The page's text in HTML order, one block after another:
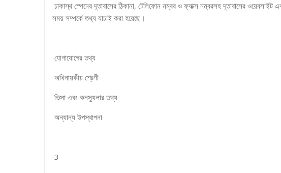
ঢাকাস্থ স্পেনের দূতাবাসের ঠিকানা, টেলিফোন নম্বর ও ফ্যাক্স নম্বরসহ দূতাবাসের
সময় সম্পর্কে তথ্য যাচাই করা হয়েছে।
যোগাযোগের তথ্য
অধিনায়কীয় শ্রেণী
ভিসা এবং কনস্যুলার তথ্য
অন্যান্য উপস্থাপনা
3